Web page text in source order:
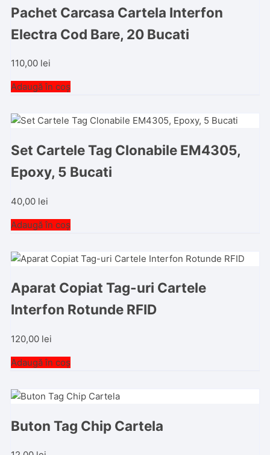
Pachet Carcasa Cartela Interfon
Electra Cod Bare, 20 Bucati
110,00 lei
Adaugă în coș
Set Cartele Tag Clonabile EM4305,
Epoxy, 5 Bucati
40,00 lei
Adaugă în coș
Aparat Copiat Tag-uri Cartele
Interfon Rotunde RFID
120,00 lei
Adaugă în coș
Buton Tag Chip Cartela